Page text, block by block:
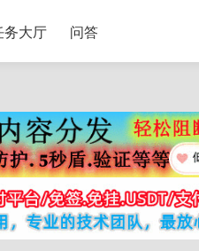
务大厅 问答